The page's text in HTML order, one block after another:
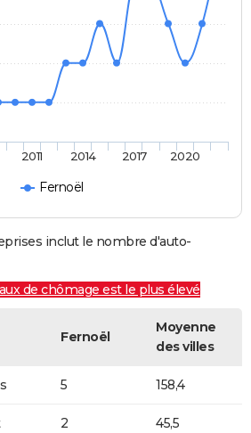
Fernoël
2011 2014 2017 2020
inclut le nombre d'auto-
de chômage est le plus élevé
Fernoël
Moyenne
des villes
5 158,4
2 45,5